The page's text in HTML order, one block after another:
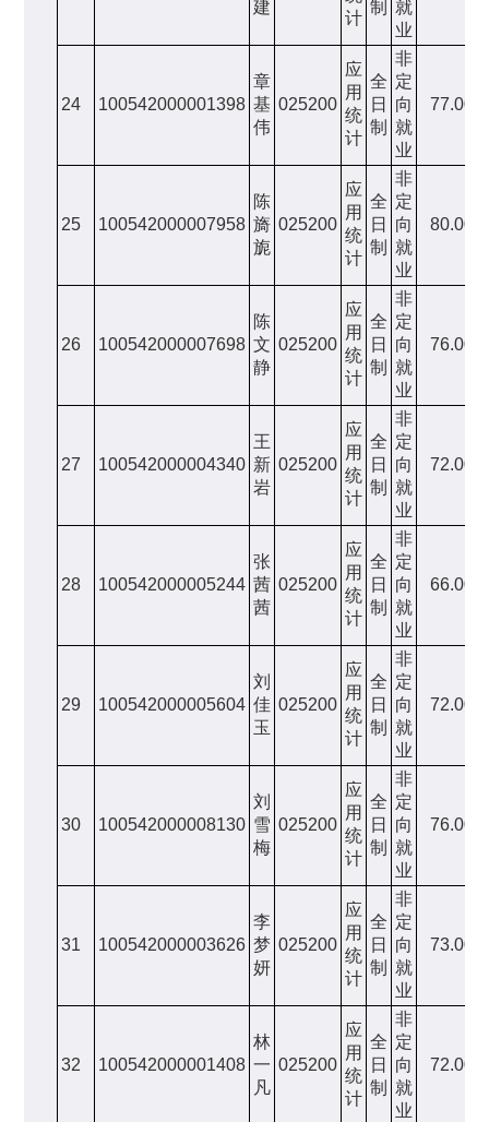
建
计
制
就
业
24 100542000001398
章
基
伟
025200
应
用
统
计
全
日
制
非
定
向
就
业
77.00
25 100542000007958
陈
旖
旎
025200
应
用
统
计
全
日
制
非
定
向
就
业
80.00
26 100542000007698
陈
文
静
025200
应
用
统
计
全
日
制
非
定
向
就
业
76.00
27 100542000004340
王
新
岩
025200
应
用
统
计
全
日
制
非
定
向
就
业
72.00
28 100542000005244
张
茜
茜
025200
应
用
统
计
全
日
制
非
定
向
就
业
66.00
29 100542000005604
刘
佳
玉
025200
应
用
统
计
全
日
制
非
定
向
就
业
72.00
30 100542000008130
刘
雪
梅
025200
应
用
统
计
全
日
制
非
定
向
就
业
76.00
31 100542000003626
李
梦
妍
025200
应
用
统
计
全
日
制
非
定
向
就
业
73.00
32 100542000001408
林
一
凡
025200
应
用
统
计
全
日
制
非
定
向
就
业
72.00